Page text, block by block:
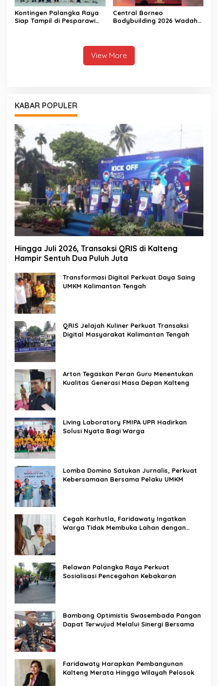
Kontingen Palangka Raya
Siap Tampil di Pesparawi
Central Borneo
Bodybuilding 2026 Wadah
View More
KABAR POPULER
Hingga Juli 2026, Transaksi QRIS di Kalteng
Hampir Sentuh Dua Puluh Juta
Transformasi Digital Perkuat Daya Saing
UMKM Kalimantan Tengah
QRIS Jelajah Kuliner Perkuat Transaksi
Digital Masyarakat Kalimantan Tengah
Arton Tegaskan Peran Guru Menentukan
Kualitas Generasi Masa Depan Kalteng
Living Laboratory FMIPA UPR Hadirkan
Solusi Nyata Bagi Warga
Lomba Domino Satukan Jurnalis, Perkuat
Kebersamaan Bersama Pelaku UMKM
Cegah Karhutla, Faridawaty Ingatkan
Warga Tidak Membuka Lahan dengan
Relawan Palangka Raya Perkuat
Sosialisasi Pencegahan Kebakaran
Bambang Optimistis Swasembada Pangan
Dapat Terwujud Melalui Sinergi Bersama
Faridawaty Harapkan Pembangunan
Kalteng Merata Hingga Wilayah Pelosok